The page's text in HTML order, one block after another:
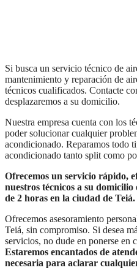
Si busca un servicio técnico de
mantenimiento y reparación de
técnicos cualificados. Contacte
desplazaremos a su domicilio.
Nuestra empresa cuenta con los
poder solucionar cualquier
acondicionado. Reparamos todo
acondicionado tanto split como
Ofrecemos un servicio rápido,
nuestros técnicos a su
de 2 horas en la ciudad de Teiá.
Ofrecemos asesoramiento
Teiá, sin compromiso. Si desea
servicios, no dude en ponerse en
Estaremos encantados de
necesaria para aclarar